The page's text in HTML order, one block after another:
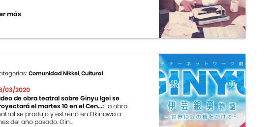
más
Comunidad Nikkei, Cultural
03/2020
de obra teatral sobre Ginyu Igei se
el martes 10 en el Cen...: La obra
se produjo y estrenó en Okinawa a
del año pasado. Gin...